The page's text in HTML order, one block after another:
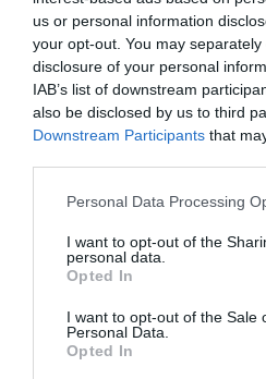
us or personal information
your opt-out. You may
disclosure of your personal
IAB’s list of downstream
also be disclosed by us to third
Downstream Participants that
Personal Data Processing
I want to opt-out of the
personal data.
Opted In
I want to opt-out of the Sale
Personal Data.
Opted In
Rör i creme fraiche.
citronsaft, citronskal,
Citronsåsen är klar att